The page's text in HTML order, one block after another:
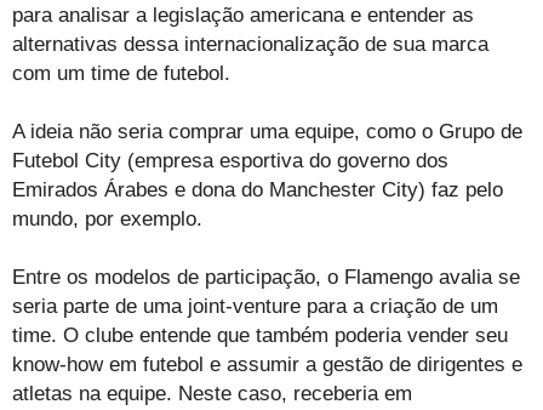
para analisar a legislação americana e entender as
alternativas dessa internacionalização de sua marca
com um time de futebol.
A ideia não seria comprar uma equipe, como o Grupo de
Futebol City (empresa esportiva do governo dos
Emirados Árabes e dona do Manchester City) faz pelo
mundo, por exemplo.
Entre os modelos de participação, o Flamengo avalia se
seria parte de uma joint-venture para a criação de um
time. O clube entende que também poderia vender seu
know-how em futebol e assumir a gestão de dirigentes e
atletas na equipe. Neste caso, receberia em